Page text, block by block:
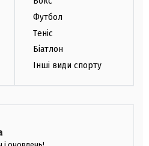
Футбол
Теніс
Біатлон
Інші види спорту